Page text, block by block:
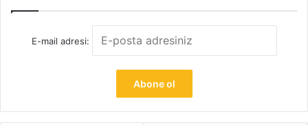
E-mail adresi: